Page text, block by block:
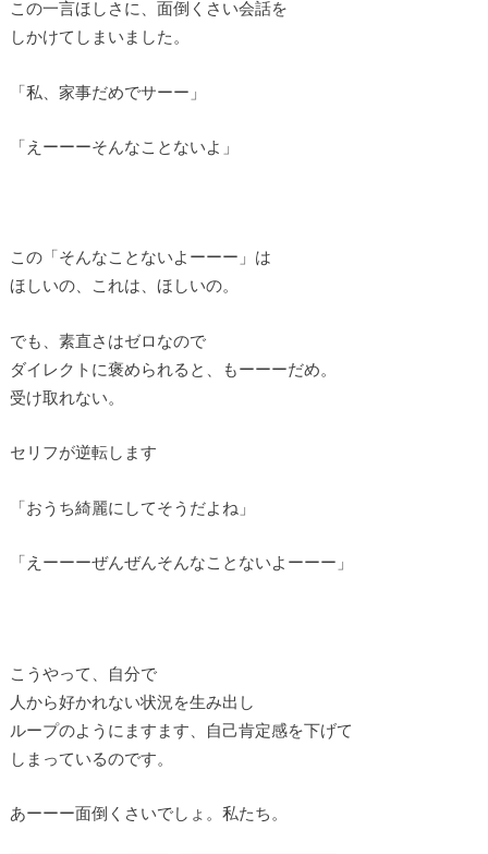
この一言ほしさに、面倒くさい会話を
しかけてしまいました。
「私、家事だめでサーー」
「えーーーそんなことないよ」
この「そんなことないよーーー」は
ほしいの、これは、ほしいの。
でも、素直さはゼロなので
ダイレクトに褒められると、もーーーだめ。
受け取れない。
セリフが逆転します
「おうち綺麗にしてそうだよね」
「えーーーぜんぜんそんなことないよーーー」
こうやって、自分で
人から好かれない状況を生み出し
ループのようにますます、自己肯定感を下げて
しまっているのです。
あーーー面倒くさいでしょ。私たち。